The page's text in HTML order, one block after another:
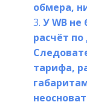
обмера,
У WB
расчёт
тарифа,